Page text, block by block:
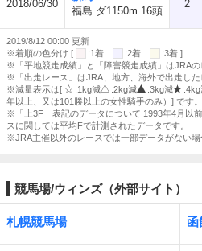
2018/06/30
福島 ダ1150m 16頭
2
2019/8/12 00:00 更新
※着順の色分け [
:1着 :2着
:3着 ]
※「平地競走成績」と「障害競走成績」はJRAの
※「出走レース」はJRA、地方、海外で出走した
※減量表示は[
:1kg減 :2kg減 :3kg減
年以上、又は101勝以上の女性騎手のみ）] です。
※「上3F」表記のデータについて 1993年4月以
スに関しては平均Fで計測されたデータです。
※JRA主催以外のレースでは一部データがない場
競馬場/ウィンズ（外部サイト）
札幌競馬場 函